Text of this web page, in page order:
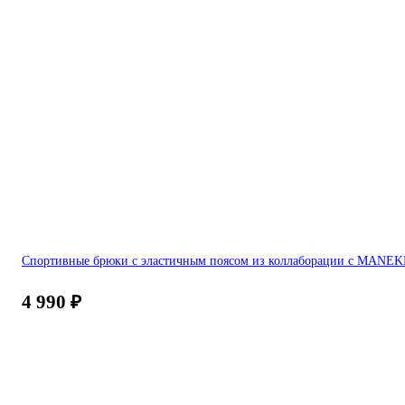
Спортивные брюки с эластичным поясом из коллаборации с
4 990 ₽